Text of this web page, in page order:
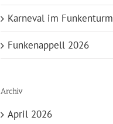
Karneval im Funkenturm
Funkenappell 2026
Archiv
April 2026